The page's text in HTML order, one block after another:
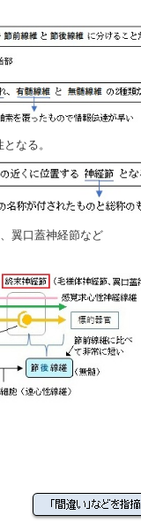
となる。
、 翼口蓋神経節など